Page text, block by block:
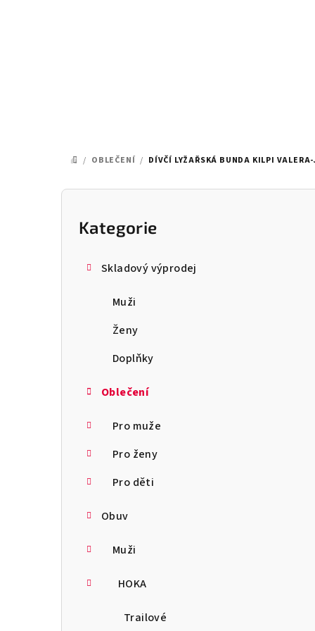
DOMŮ
/ OBLEČENÍ / DÍVČÍ LYŽAŘSKÁ BUNDA KILPI
P
Přeskočit
kategorie
Kategorie
Skladový výprodej
Muži
Ženy
Doplňky
Oblečení
Pro muže
Pro ženy
Pro děti
Obuv
Muži
HOKA
Trailové